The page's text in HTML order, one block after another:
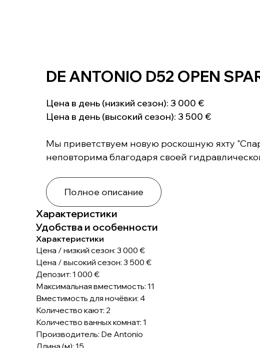
DE ANTONIO D52 OPEN
Цена в день (низкий сезон): 3 000 €
Цена в день (высокий сезон): 3 500 €
Мы приветствуем новую роскошную яхту
неповторима благодаря своей
Полное описание
Характеристики
Удобства и особенности
Характеристики
Цена / низкий сезон: 3 000 €
Цена / высокий сезон: 3 500 €
Депозит: 1 000 €
Максимальная вместимость: 11
Вместимость для ночёвки: 4
Количество кают: 2
Количество ванных комнат: 1
Производитель: De Antonio
Длина (м): 15